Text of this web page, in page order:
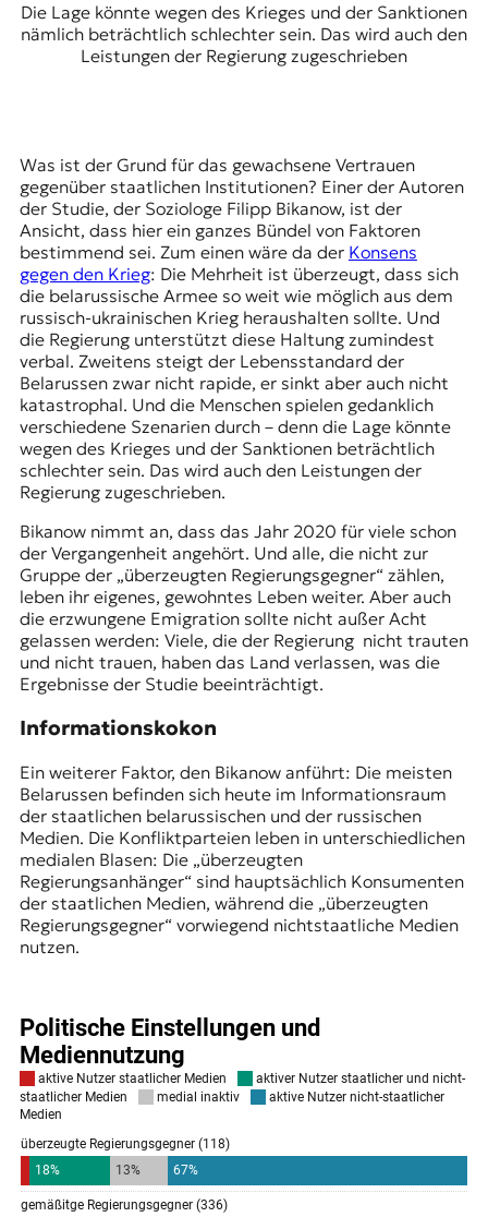
Die Lage könnte wegen des Krieges und der Sanktionen
nämlich beträchtlich schlechter sein. Das wird auch den
Leistungen der Regierung zugeschrieben
Was ist der Grund für das gewachsene Vertrauen
gegenüber staatlichen Institutionen? Einer der Autoren
der Studie, der Soziologe Filipp Bikanow, ist der
Ansicht, dass hier ein ganzes Bündel von Faktoren
bestimmend sei. Zum einen wäre da der Konsens
gegen den Krieg: Die Mehrheit ist überzeugt, dass sich
die belarussische Armee so weit wie möglich aus dem
russisch-ukrainischen Krieg heraushalten sollte. Und
die Regierung unterstützt diese Haltung zumindest
verbal. Zweitens steigt der Lebensstandard der
Belarussen zwar nicht rapide, er sinkt aber auch nicht
katastrophal. Und die Menschen spielen gedanklich
verschiedene Szenarien durch – denn die Lage könnte
wegen des Krieges und der Sanktionen beträchtlich
schlechter sein. Das wird auch den Leistungen der
Regierung zugeschrieben.
Bikanow nimmt an, dass das Jahr 2020 für viele schon
der Vergangenheit angehört. Und alle, die nicht zur
Gruppe der „überzeugten Regierungsgegner“ zählen,
leben ihr eigenes, gewohntes Leben weiter. Aber auch
die erzwungene Emigration sollte nicht außer Acht
gelassen werden: Viele, die der Regierung nicht trauten
und nicht trauen, haben das Land verlassen, was die
Ergebnisse der Studie beeinträchtigt.
Informationskokon
Ein weiterer Faktor, den Bikanow anführt: Die meisten
Belarussen befinden sich heute im Informationsraum
der staatlichen belarussischen und der russischen
Medien. Die Konfliktparteien leben in unterschiedlichen
medialen Blasen: Die „überzeugten
Regierungsanhänger“ sind hauptsächlich Konsumenten
der staatlichen Medien, während die „überzeugten
Regierungsgegner“ vorwiegend nichtstaatliche Medien
nutzen.